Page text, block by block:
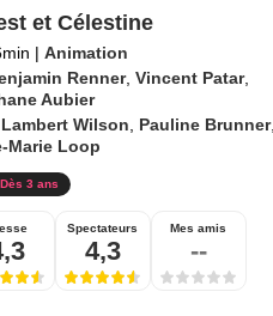
et Célestine
| Animation
Renner, Vincent Patar,
Aubier
Lambert Wilson Pauline Brunner,
Marie Loop
Dès 3 ans
Spectateurs
4,3
Mes amis
--